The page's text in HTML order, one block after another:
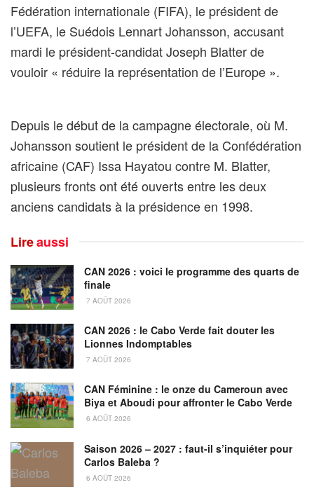
Fédération internationale (FIFA), le président de
l’UEFA, le Suédois Lennart Johansson, accusant
mardi le président-candidat Joseph Blatter de
vouloir « réduire la représentation de l’Europe ».
Depuis le début de la campagne électorale, où M.
Johansson soutient le président de la Confédération
africaine (CAF) Issa Hayatou contre M. Blatter,
plusieurs fronts ont été ouverts entre les deux
anciens candidats à la présidence en 1998.
Lireaussi
CAN 2026 : voici le programme des quarts de
finale
7 AOÛT 2026
CAN 2026 : le Cabo Verde fait douter les
Lionnes Indomptables
7 AOÛT 2026
CAN Féminine : le onze du Cameroun avec
Biya et Aboudi pour affronter le Cabo Verde
6 AOÛT 2026
Saison 2026 – 2027 : faut-il s’inquiéter pour
Carlos Baleba ?
6 AOÛT 2026